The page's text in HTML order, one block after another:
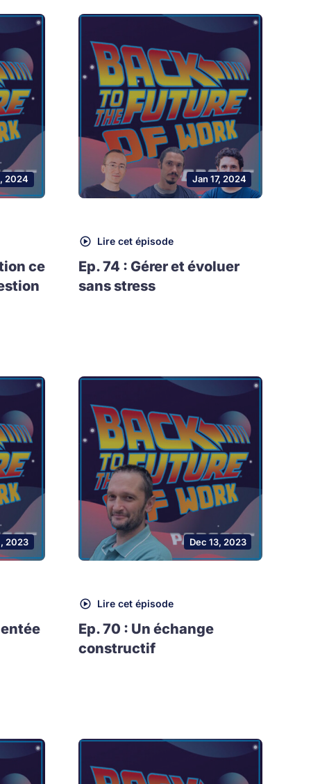
2024
ce
Jan 17, 2024
Lire cet épisode
Ep. 74 : Gérer et évoluer
sans stress
2023 Dec 13, 2023
Lire cet épisode
Ep. 70 : Un échange
constructif